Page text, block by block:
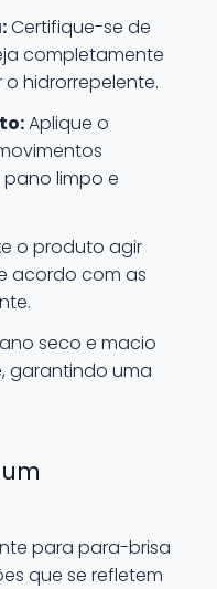
Certifique-se de
completamente
hidrorrepelente.
Aplique o
limpo e
o produto agir
acordo com as
seco e macio
garantindo uma
para para-brisa
que se refletem